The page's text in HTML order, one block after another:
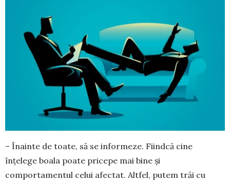
– Înainte de toate, să se informeze. Fiindcă cine
înțelege boala poate pricepe mai bine și
comportamentul celui afectat. Altfel, putem trăi cu